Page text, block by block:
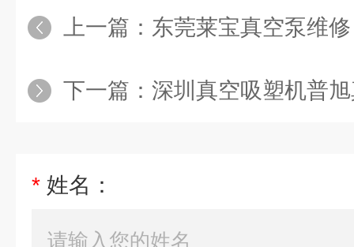
上一篇： 东莞莱宝真空泵维修（
下一篇： 深圳真空吸塑机普
* 姓名：